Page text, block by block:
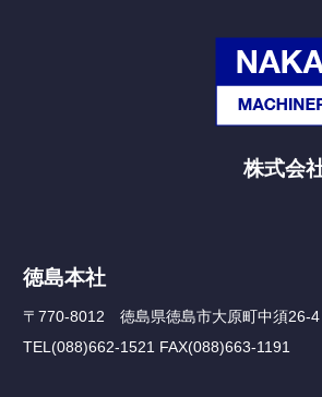
株式会
徳島本社
〒770-8012 徳島県徳島市大原町中須26-4
TEL(088)662-1521 FAX(088)663-1191